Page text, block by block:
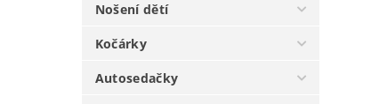
Nošení dětí
Kočárky
Autosedačky